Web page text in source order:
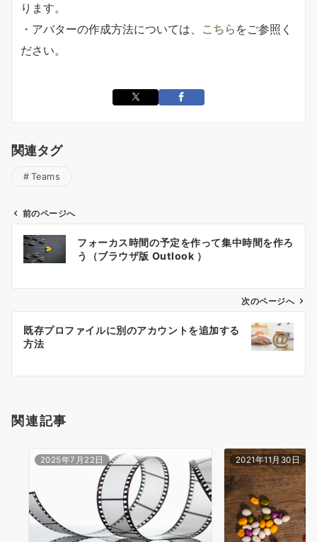
ります。
・アバターの作成方法については、 こちら をご参照く
ださい。
関連タグ
Teams
ビ
ン
前のページへ
フォーカス時間の予定を作って集中時間を作ろ
う（ブラウザ版 Outlook ）
次のページへ
既存プロファイルに別のアカウントを追加する
方法
関連記事
2025年7月22日 2021年11月30日